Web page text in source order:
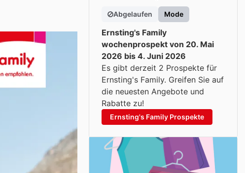
Abgelaufen Mode
Ernsting's Family
wochenprospekt von 20. Mai
2026 bis 4. Juni 2026
Es gibt derzeit 2 Prospekte für
Ernsting's Family. Greifen Sie auf
die neuesten Angebote und
Rabatte zu!
Ernsting's Family Prospekte